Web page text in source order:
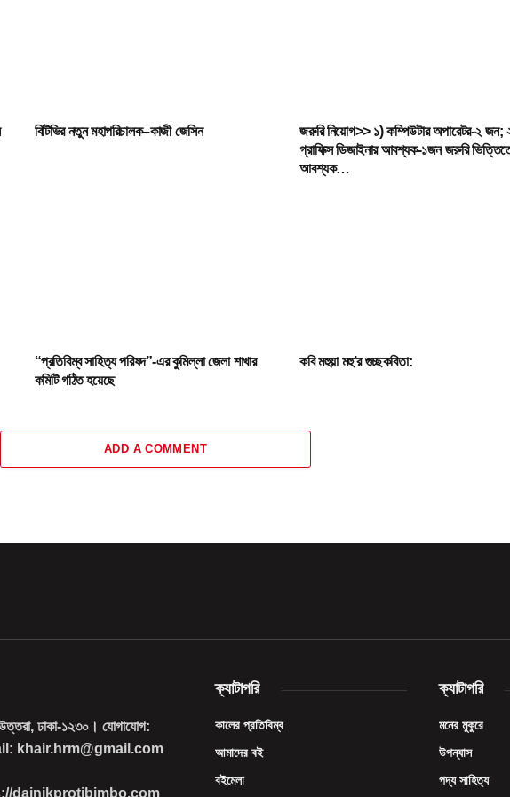
বিটিভির নতুন মহাপরিচালক–কাজী জেসিন
জরুরি নিয়োগ>> ১) কম্পিউটার অপারেটর-২ জন;
গ্রাফিক্স ডিজাইনার আবশ্যক-১জন জরুরি
আবশ্যক…
“প্রতিবিম্ব সাহিত্য পরিষদ”-এর কুমিল্লা জেলা শাখার
কমিটি গঠিত হয়েছে
কবি মহুয়া মহু’র গুচ্ছকবিতা:
ADD A COMMENT
ঢাকা-১২৩০। যোগাযোগ:
khair.hrm@gmail.com
dainikprotibimbo.com
ক্যাটাগরি
কালের প্রতিবিম্ব
আমাদের বই
বইমেলা
ক্যাটাগরি
মনের মুকুরে
উপন্যাস
পদ্য সাহিত্য